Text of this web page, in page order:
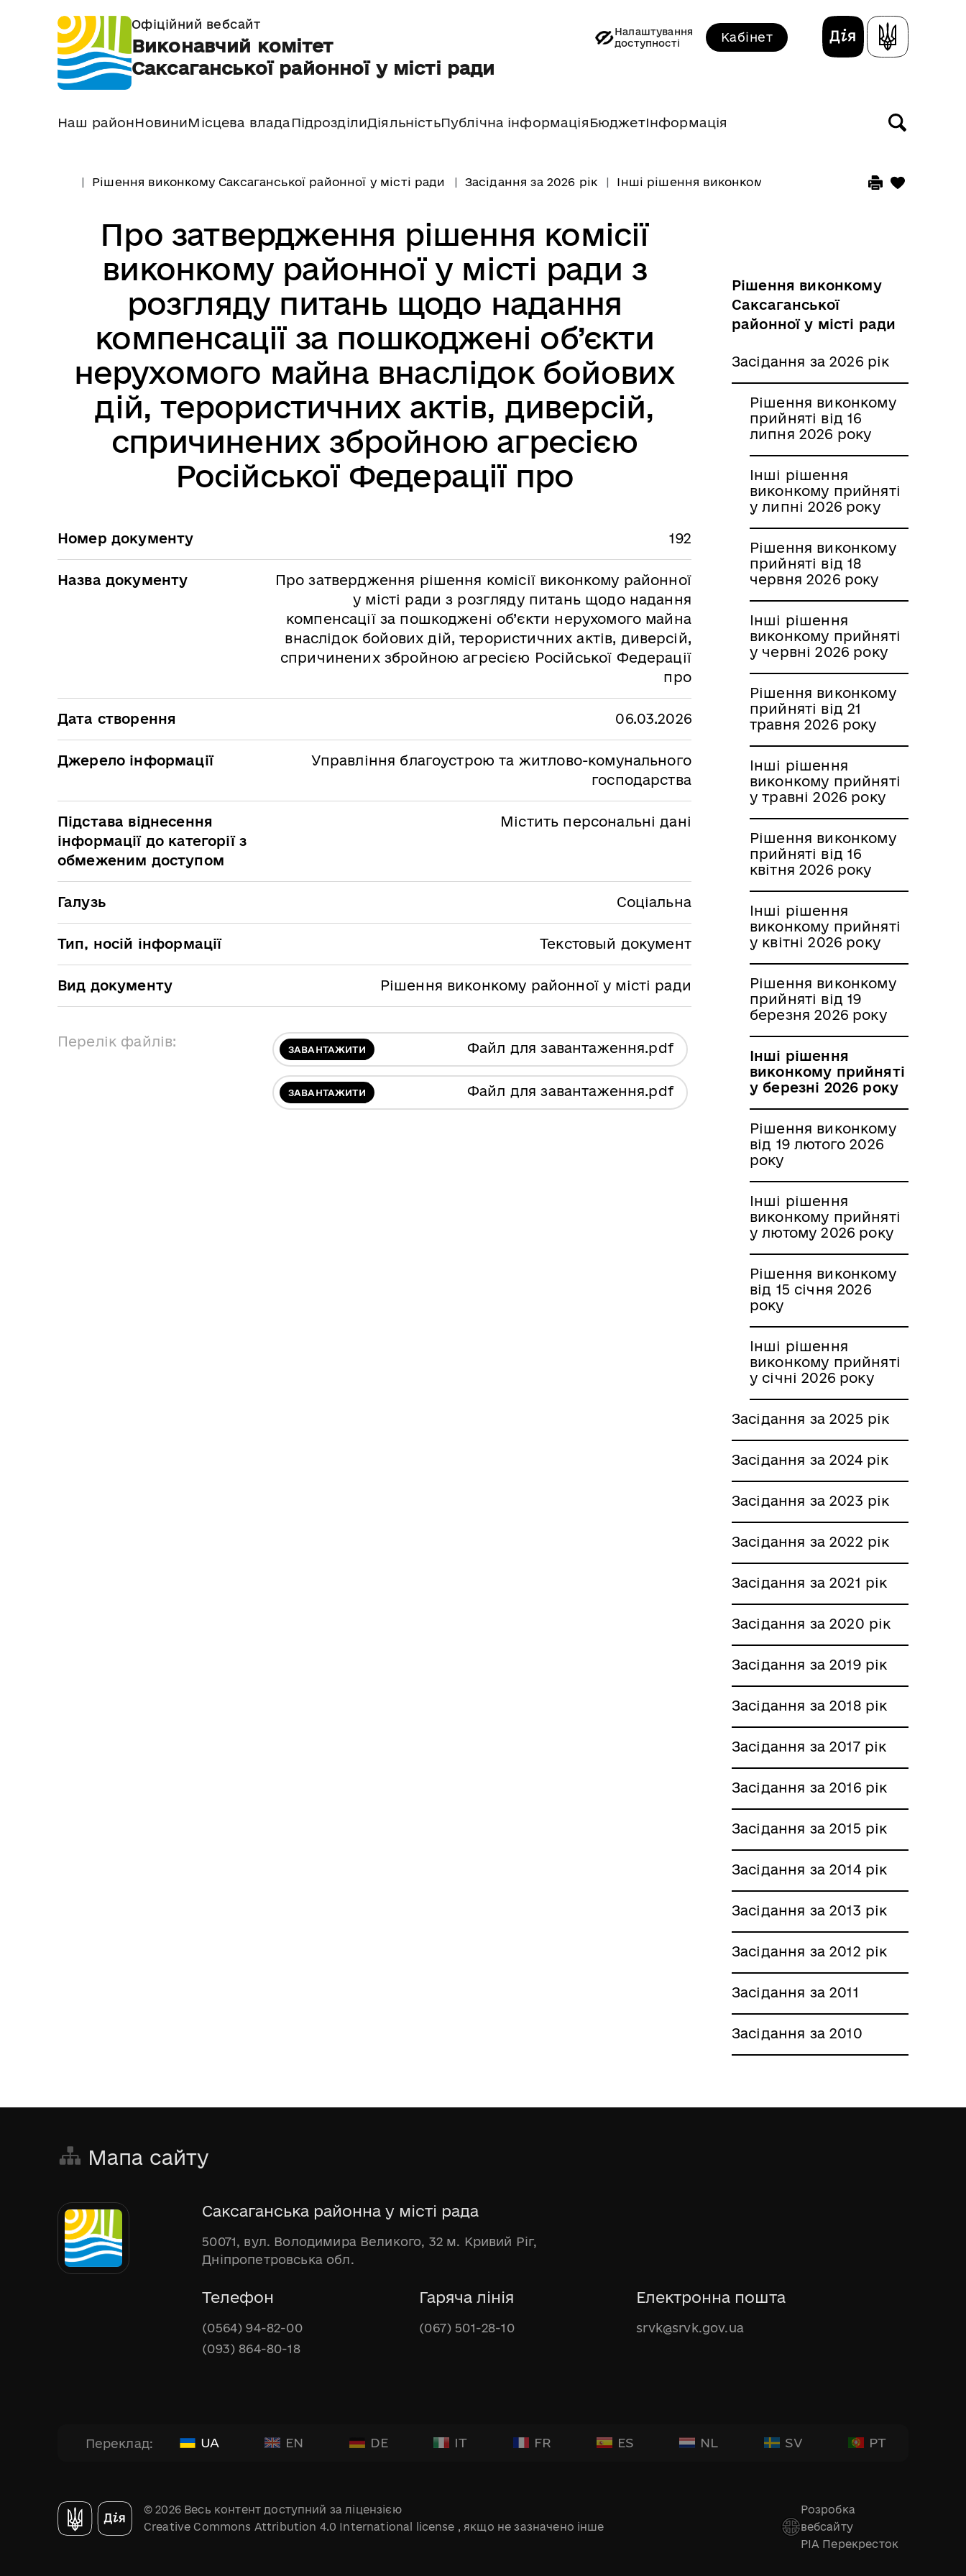
Офіційний вебсайт
Виконавчий комітет
Саксаганської районної у місті ради
Налаштування
доступності
Кабінет
Наш районНовиниМісцева влада ПідрозділиДіяльністьПублічна інформація БюджетІнформація
Рішення виконкому Саксаганської районної у місті ради Засідання за 2026 рік Інші рішення виконкому прийняті у березні 2026 року
Про затвердження рішення комісії
виконкому районної у місті ради з
розгляду питань щодо надання
компенсації за пошкоджені об’єкти
нерухомого майна внаслідок бойових
дій, терористичних актів, диверсій,
спричинених збройною агресією
Російської Федерації про
Номер документу 192
Назва документу
Про затвердження рішення комісії виконкому районної
у місті ради з розгляду питань щодо надання
компенсації за пошкоджені об’єкти нерухомого майна
внаслідок бойових дій, терористичних актів, диверсій,
спричинених збройною агресією Російської Федерації
про
Дата створення 06.03.2026
Джерело інформації
Управління благоустрою та житлово-комунального
господарства
Підстава віднесення
інформації до категорії з
обмеженим доступом
Містить персональні дані
Галузь Соціальна
Тип, носій інформації Текстовый документ
Вид документу Рішення виконкому районної у місті ради
Перелік файлів: ЗАВАНТАЖИТИ Файл для завантаження.pdf
ЗАВАНТАЖИТИ Файл для завантаження.pdf
Рішення виконкому
Саксаганської
районної у місті ради
Засідання за 2026 рік
Рішення виконкому
прийняті від 16
липня 2026 року
Інші рішення
виконкому прийняті
у липні 2026 року
Рішення виконкому
прийняті від 18
червня 2026 року
Інші рішення
виконкому прийняті
у червні 2026 року
Рішення виконкому
прийняті від 21
травня 2026 року
Інші рішення
виконкому прийняті
у травні 2026 року
Рішення виконкому
прийняті від 16
квітня 2026 року
Інші рішення
виконкому прийняті
у квітні 2026 року
Рішення виконкому
прийняті від 19
березня 2026 року
Інші рішення
виконкому прийняті
у березні 2026 року
Рішення виконкому
від 19 лютого 2026
року
Інші рішення
виконкому прийняті
у лютому 2026 року
Рішення виконкому
від 15 січня 2026
року
Інші рішення
виконкому прийняті
у січні 2026 року
Засідання за 2025 рік
Засідання за 2024 рік
Засідання за 2023 рік
Засідання за 2022 рік
Засідання за 2021 рік
Засідання за 2020 рік
Засідання за 2019 рік
Засідання за 2018 рік
Засідання за 2017 рік
Засідання за 2016 рік
Засідання за 2015 рік
Засідання за 2014 рік
Засідання за 2013 рік
Засідання за 2012 рік
Засідання за 2011
Засідання за 2010
Мапа сайту
Саксаганська районна у місті рада
50071, вул. Володимира Великого, 32 м. Кривий Ріг,
Дніпропетровська обл.
Телефон
(0564) 94-82-00
(093) 864-80-18
Гаряча лінія
(067) 501-28-10
Електронна пошта
srvk@srvk.gov.ua
Переклад: UA EN DE IT FR ES NL SV PT
© 2026 Весь контент доступний за ліцензією
Creative Commons Attribution 4.0 International license , якщо не зазначено інше
Розробка
вебсайту
РІА Перекресток